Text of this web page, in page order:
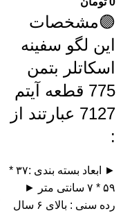
🟣مشخصات
این لگو سفینه
اسکاتلر بتمن
775 قطعه آیتم
7127 عبارتند از
:
► ابعاد بسته بندی :۳۷ *
۵۹ * ۷ سانتی متر ►
رده سنی : بالای ۶ سال